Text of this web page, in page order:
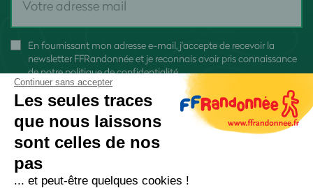
En fournissant mon adresse e-mail, j'accepte de recevoir la
newsletter FFRandonnée et je reconnais avoir pris connaissance
denotre politique de confidentialité
Continuer sans accepter
Les seules traces
que nous laissons
sont celles de nos
pas
... et peut-être quelques cookies !